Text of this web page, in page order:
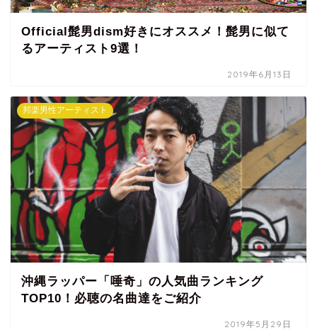
Official髭男dism好きにオススメ！髭男に似て
るアーティスト9選！
2019年6月13日
邦楽男性アーティスト
沖縄ラッパー「唾奇」の人気曲ランキング
TOP10！必聴の名曲達をご紹介
2019年5月29日